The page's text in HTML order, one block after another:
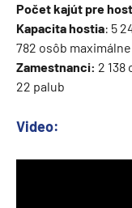
Počet kajút pre
Kapacita hostia: 5
782 osôb
Zamestnanci: 2 138
22 palub
Video: